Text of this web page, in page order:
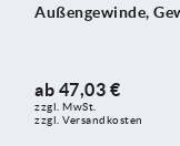
Außengewinde,
ab 47,03 €
zzgl. MwSt.
zzgl. Versandkosten